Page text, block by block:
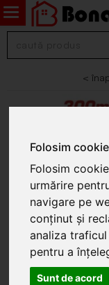
Folosim
Folosim
urmărire
navigare pe
conținut și
analiza
pentru a
Sunt de acord